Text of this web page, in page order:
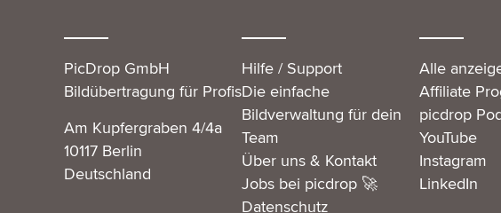
PicDrop GmbH
Bildübertragung für Profis
Am Kupfergraben 4/4a
10117 Berlin
Deutschland
Hilfe / Support
Die einfache
Bildverwaltung für dein
Team
Über uns & Kontakt
Jobs bei picdrop 🚀
Datenschutz
Alle
Affiliate
picdrop
YouTube
Instagram
LinkedIn